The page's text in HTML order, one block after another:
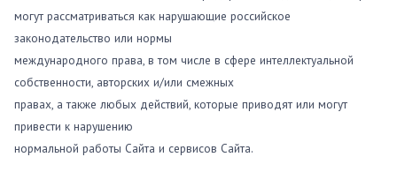
могут рассматриваться как нарушающие российское
законодательство или нормы
международного права, в том числе в сфере интеллектуальной
собственности, авторских и/или смежных
правах, а также любых действий, которые приводят или могут
привести к нарушению
нормальной работы Сайта и сервисов Сайта.